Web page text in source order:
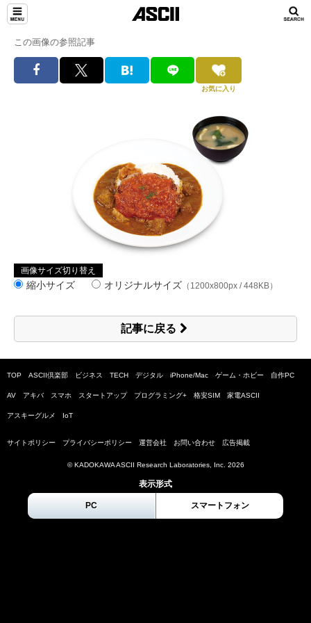
この画像の参照記事
お気に入り
画像サイズ切り替え
縮小サイズ オリジナルサイズ （1200x800px / 448KB）
記事に戻る
TOP ASCII倶楽部 ビジネス TECH デジタル iPhone/Mac ゲーム・ホビー 自作PC
AV アキバ スマホ スタートアップ プログラミング+ 格安SIM 家電ASCII
アスキーグルメ IoT
サイトポリシー プライバシーポリシー 運営会社 お問い合わせ 広告掲載
© KADOKAWA ASCII Research Laboratories, Inc. 2026
表示形式
PC スマートフォン